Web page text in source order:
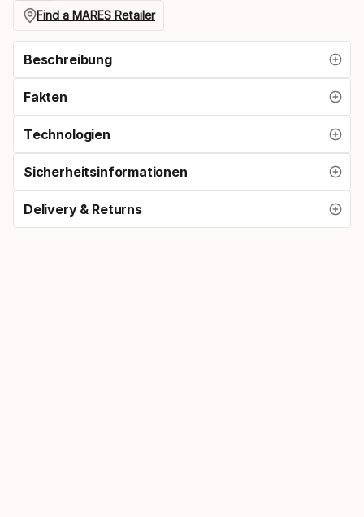
größe
Find a MARES Retailer
Beschreibung
Fakten
Technologien
Sicherheitsinformationen
Delivery & Returns